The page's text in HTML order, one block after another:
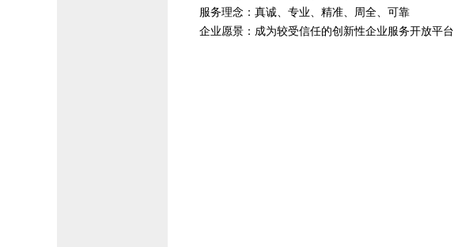
服务理念：真诚、专业、精准、周全、可靠
企业愿景：成为较受信任的创新性企业服务开放平台